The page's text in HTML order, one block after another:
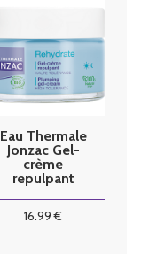
Eau Thermale
Jonzac Gel-
crème
repulpant
16.99 €